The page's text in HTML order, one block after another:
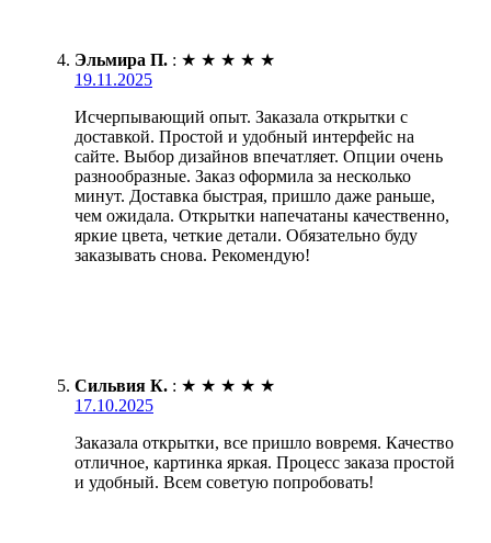
Эльмира П. : ★ ★ ★ ★ ★
19.11.2025
Исчерпывающий опыт. Заказала открытки с
доставкой. Простой и удобный интерфейс на
сайте. Выбор дизайнов впечатляет. Опции очень
разнообразные. Заказ оформила за несколько
минут. Доставка быстрая, пришло даже раньше,
чем ожидала. Открытки напечатаны качественно,
яркие цвета, четкие детали. Обязательно буду
заказывать снова. Рекомендую!
Сильвия К. : ★ ★ ★ ★ ★
17.10.2025
Заказала открытки, все пришло вовремя. Качество
отличное, картинка яркая. Процесс заказа простой
и удобный. Всем советую попробовать!